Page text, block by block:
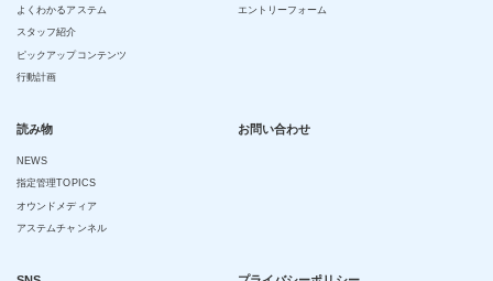
よくわかるアステム
スタッフ紹介
ピックアップコンテンツ
行動計画
エントリーフォーム
読み物
NEWS
指定管理TOPICS
オウンドメディア
アステムチャンネル
お問い合わせ